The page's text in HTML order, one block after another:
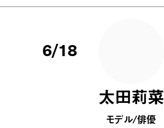
6/18
太田莉菜
モデル/俳優